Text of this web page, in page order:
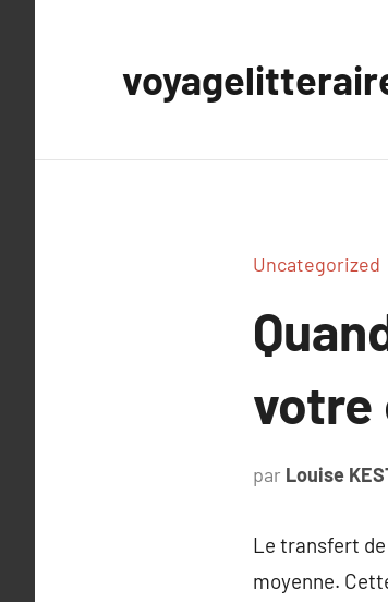
Uncategorized
votre
par Louise
Le transfert
moyenne.